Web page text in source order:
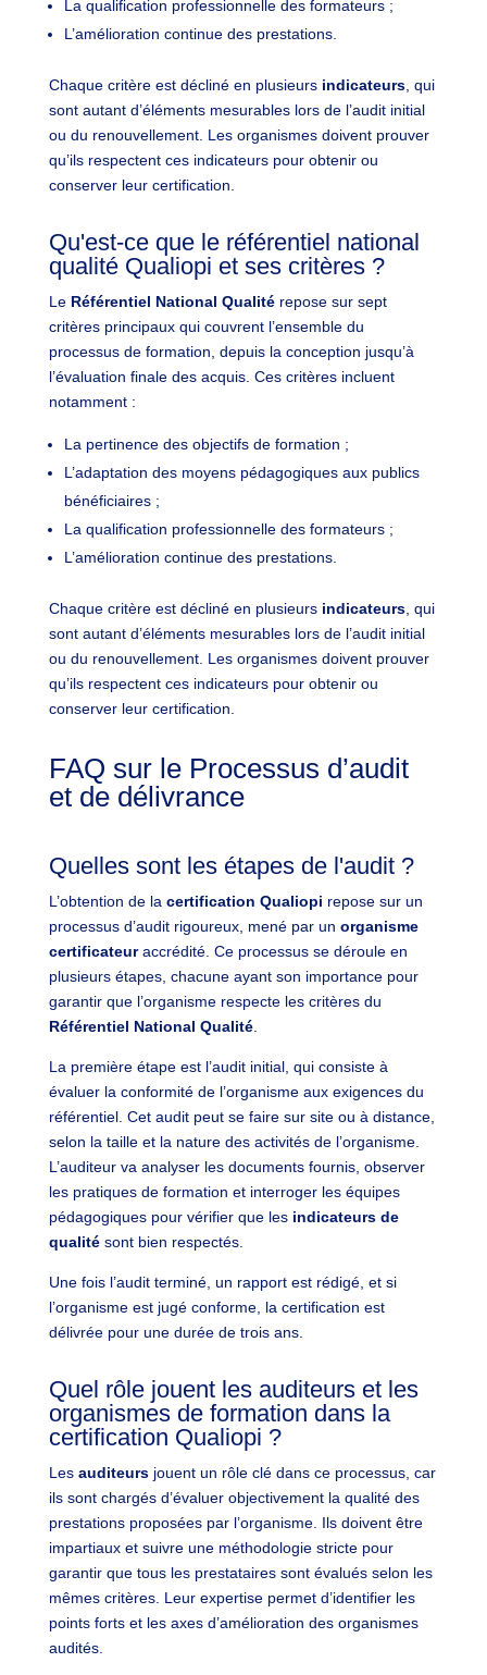
La qualification professionnelle des formateurs ;
L’amélioration continue des prestations.
Chaque critère est décliné en plusieurs indicateurs, qui
sont autant d’éléments mesurables lors de l’audit initial
ou du renouvellement. Les organismes doivent prouver
qu’ils respectent ces indicateurs pour obtenir ou
conserver leur certification.
Qu'est-ce que le référentiel national
qualité Qualiopi et ses critères ?
Le Référentiel National Qualitérepose sur sept
critères principaux qui couvrent l’ensemble du
processus de formation, depuis la conception jusqu’à
l’évaluation finale des acquis. Ces critères incluent
notamment :
La pertinence des objectifs de formation ;
L’adaptation des moyens pédagogiques aux publics
bénéficiaires ;
La qualification professionnelle des formateurs ;
L’amélioration continue des prestations.
Chaque critère est décliné en plusieurs indicateurs, qui
sont autant d’éléments mesurables lors de l’audit initial
ou du renouvellement. Les organismes doivent prouver
qu’ils respectent ces indicateurs pour obtenir ou
conserver leur certification.
FAQ sur le Processus d’audit
et de délivrance
Quelles sont les étapes de l'audit ?
L’obtention de la certification Qualiopi repose sur un
processus d’audit rigoureux, mené par un organisme
certificateuraccrédité. Ce processus se déroule en
plusieurs étapes, chacune ayant son importance pour
garantir que l’organisme respecte les critères du
Référentiel National Qualité.
La première étape est l’audit initial, qui consiste à
évaluer la conformité de l’organisme aux exigences du
référentiel. Cet audit peut se faire sur site ou à distance,
selon la taille et la nature des activités de l’organisme.
L’auditeur va analyser les documents fournis, observer
les pratiques de formation et interroger les équipes
pédagogiques pour vérifier que les indicateurs de
qualitésont bien respectés.
Une fois l’audit terminé, un rapport est rédigé, et si
l’organisme est jugé conforme, la certification est
délivrée pour une durée de trois ans.
Quel rôle jouent les auditeurs et les
organismes de formation dans la
certification Qualiopi ?
Les auditeursjouent un rôle clé dans ce processus, car
ils sont chargés d’évaluer objectivement la qualité des
prestations proposées par l’organisme. Ils doivent être
impartiaux et suivre une méthodologie stricte pour
garantir que tous les prestataires sont évalués selon les
mêmes critères. Leur expertise permet d’identifier les
points forts et les axes d’amélioration des organismes
audités.